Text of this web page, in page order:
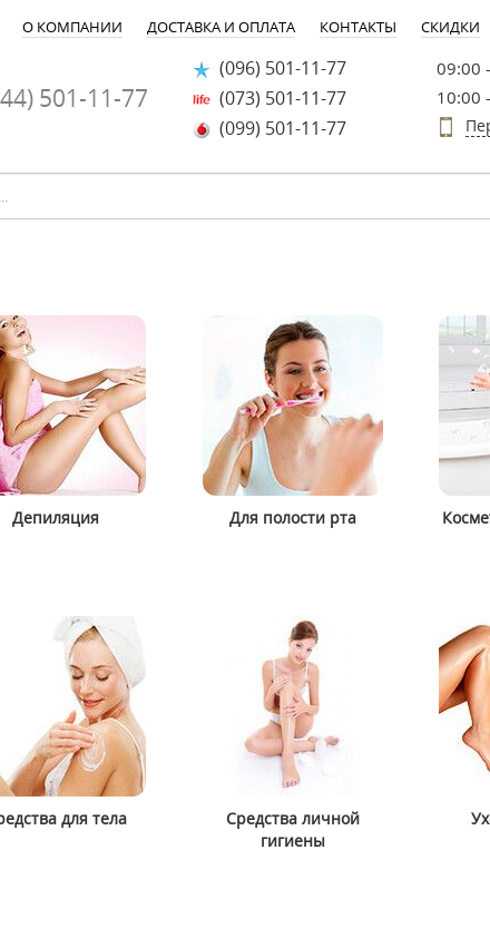
О КОМПАНИИ ДОСТАВКА И ОПЛАТА КОНТАКТЫ СКИДКИ
501-11-77
(096) 501-11-77
(073) 501-11-77
(099) 501-11-77
09:00
10:00
Fragrance 220 мл
2407 грн
-20%
для лица Babor HSR Lifting
Overnight Mask 50 мл
4934 грн 3947 грн
Купить
Депиляция Для полости рта
для тела
Средства личной
гигиены